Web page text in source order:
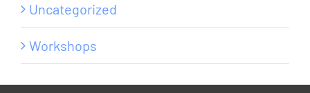
Uncategorized
Workshops